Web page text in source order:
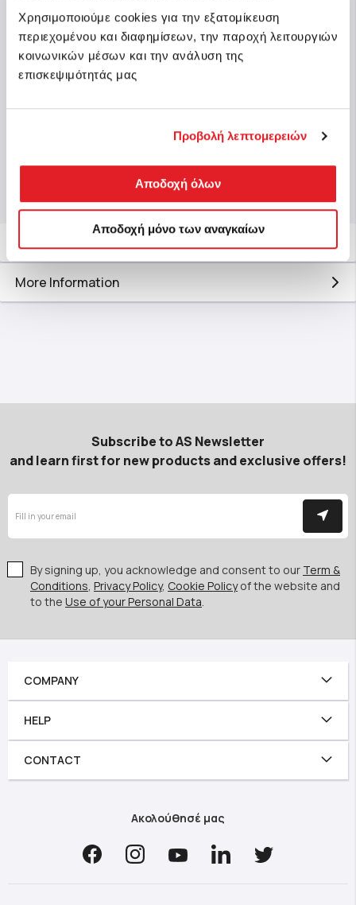
Χρησιμοποιούμε cookies για την εξατομίκευση
περιεχομένου και διαφημίσεων, την παροχή λειτουργιών
κοινωνικών μέσων και την ανάλυση της
επισκεψιμότητάς μας
Προβολή λεπτομερειών
Αποδοχή όλων
Αποδοχή μόνο των αναγκαίων
stock
Photo Creator Instant Pocket
Printer For Ages 8+
Sku: 1863-70607
Description
More Information
Subscribe to AS Newsletter
and learn first for new products and exclusive offers!
By signing up, you acknowledge and consent to our Term &
Conditions, Privacy Policy, Cookie Policyof the website and
to the Use of your Personal Data.
COMPANY
HELP
CONTACT
Ακολούθησέ μας